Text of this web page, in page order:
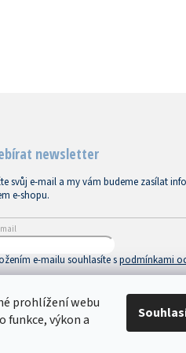
prohlížení webu
funkce, výkon a
newsletter
svůj e-mail a my vám budeme zasílat
e-shopu.
e-mailu souhlasíte spodmínkami
PŘIHLÁSIT SE